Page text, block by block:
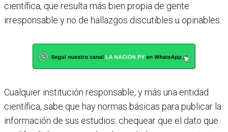
científica, que resulta más bien propia de gente
irresponsa­ble y no de hallazgos discutibles u opinables.
Cualquier institución responsable, y más una entidad
científica, sabe que hay normas bási­cas para publicar la
información de sus estu­dios: chequear que el dato que